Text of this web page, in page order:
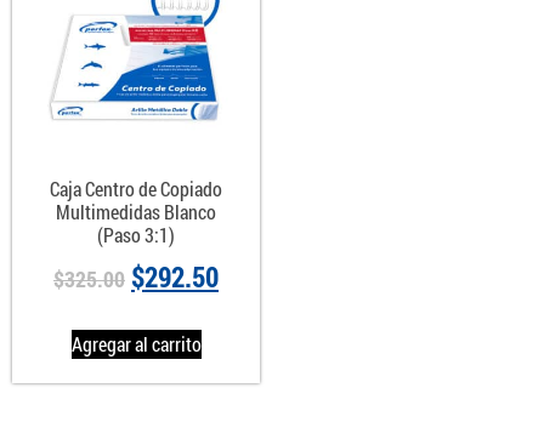
Caja Centro de Copiado
Multimedidas Blanco
(Paso 3:1)
$325.00 $292.50
Agregar al carrito